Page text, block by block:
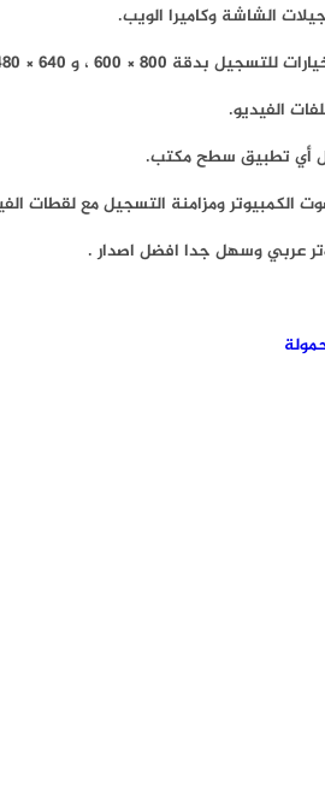
لتسجيل وتحميل مقاطع الفيديو السريعة.
الفيديو.
عربي وسهل جدا افضل اصدار .